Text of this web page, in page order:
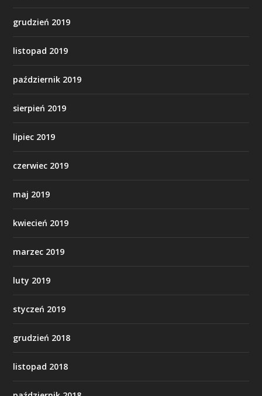
grudzień 2019
listopad 2019
październik 2019
sierpień 2019
lipiec 2019
czerwiec 2019
maj 2019
kwiecień 2019
marzec 2019
luty 2019
styczeń 2019
grudzień 2018
listopad 2018